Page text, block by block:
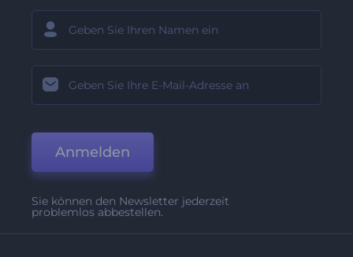
Anmelden
Sie können den Newsletter jederzeit
problemlos abbestellen.